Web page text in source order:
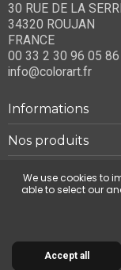
30 RUE DE LA
34320 ROUJAN
FRANCE
00 33 2 30 96 05 86
info@colorart.fr
Informations
Nos produits
Notre société
© 2026
We use cookies to
able to select our
Accept all